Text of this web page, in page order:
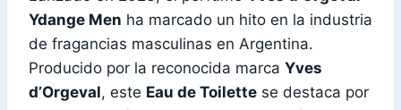
Ydange Men ha marcado un hito en la industria
de fragancias masculinas en Argentina.
Producido por la reconocida marca Yves
d’Orgeval, este Eau de Toilette se destaca por